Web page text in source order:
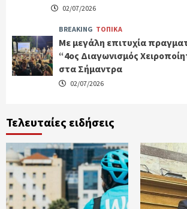
02/07/2026
BREAKING ΤΟΠΙΚΑ
Με μεγάλη επιτυχία
“4ος Διαγωνισμός
στα Σήμαντρα
02/07/2026
Τελευταίες ειδήσεις